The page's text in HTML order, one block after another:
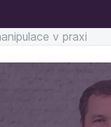
v praxi